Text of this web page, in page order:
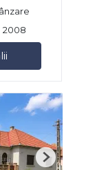
2008
Next